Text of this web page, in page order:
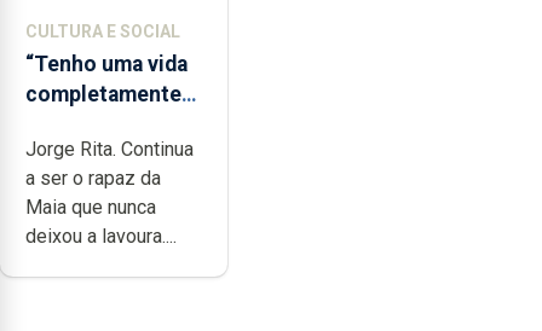
CULTURA E SOCIAL
“Tenho uma vida
completamente
dedicação, gosto
e muita paixão”
Jorge Rita. Continua
a ser o rapaz da
Maia que nunca
deixou a lavoura....